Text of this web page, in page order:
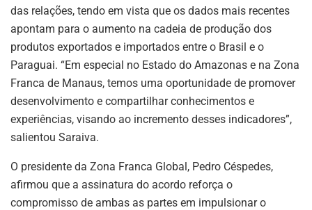
das relações, tendo em vista que os dados mais recentes
apontam para o aumento na cadeia de produção dos
produtos exportados e importados entre o Brasil e o
Paraguai. “Em especial no Estado do Amazonas e na Zona
Franca de Manaus, temos uma oportunidade de promover
desenvolvimento e compartilhar conhecimentos e
experiências, visando ao incremento desses indicadores”,
salientou Saraiva.
O presidente da Zona Franca Global, Pedro Céspedes,
afirmou que a assinatura do acordo reforça o
compromisso de ambas as partes em impulsionar o